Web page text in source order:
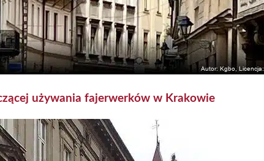
używania fajerwerków w Krakowie